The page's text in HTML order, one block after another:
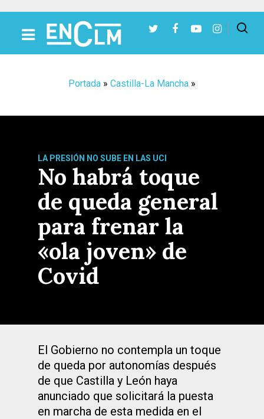
Portada » Castilla-La Mancha »
LA PRESIÓN NO SUBE EN LAS UCI
No habrá toque
de queda general
para frenar la
«ola joven» de
Covid
El Gobierno no contempla un toque
de queda por autonomías después
de que Castilla y León haya
anunciado que solicitará la puesta
en marcha de esta medida en el